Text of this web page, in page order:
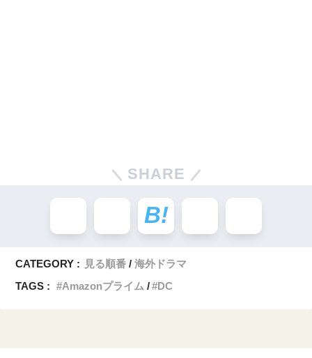
SHARE
CATEGORY : 見る順番
海外ドラマ
TAGS :
Amazonプライム DC